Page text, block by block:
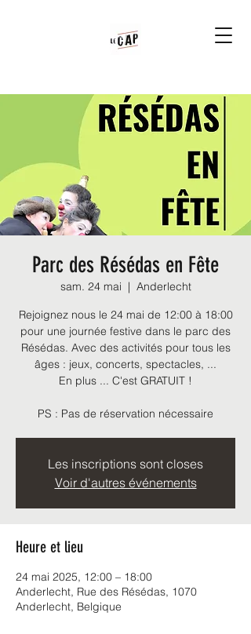
Parc des Résédas en Fête
sam. 24 mai
  |
Anderlecht
Rejoignez nous le 24 mai de 12:00 à 18:00
pour une journée festive dans le parc des
Résédas. Avec des activités pour tous les
âges : jeux, concerts, spectacles, ...
En plus ... C'est GRATUIT !
PS : Pas de réservation nécessaire
Les inscriptions sont closes
Voir d'autres événements
Heure et lieu
24 mai 2025, 12:00 – 18:00
Anderlecht, Rue des Résédas, 1070
Anderlecht, Belgique